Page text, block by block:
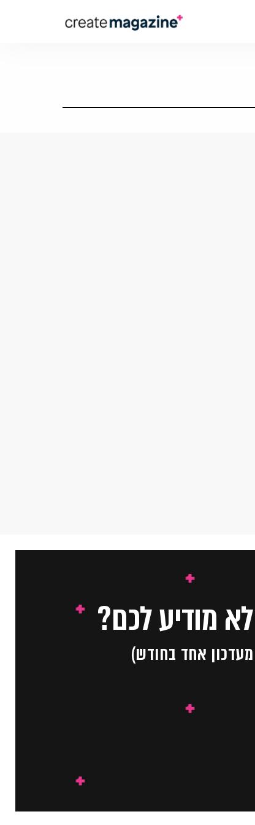
מודיע לכם?
אחד בחודש)